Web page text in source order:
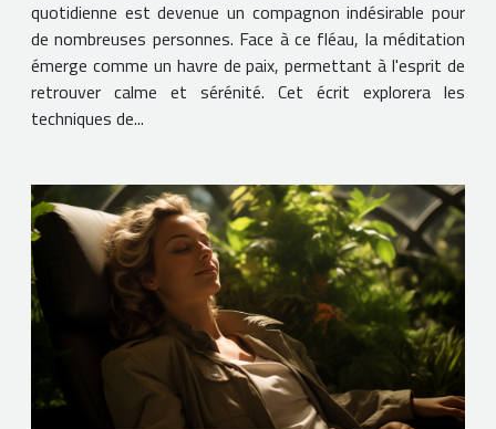
quotidienne est devenue un compagnon indésirable pour
de nombreuses personnes. Face à ce fléau, la méditation
émerge comme un havre de paix, permettant à l'esprit de
retrouver calme et sérénité. Cet écrit explorera les
techniques de...